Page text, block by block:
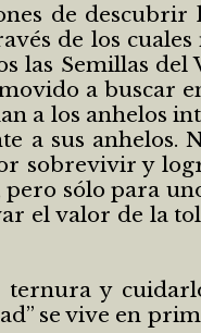
de descubrir
de los
Semillas del
a buscar
a los anhelos
a sus anhelos.
sobrevivir y
sólo para
el valor de la
ternura y
se vive en